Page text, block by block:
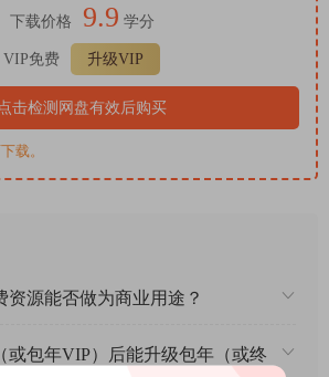
下载价格 9.9 学分
VIP免费 升级VIP
点击检测网盘有效后购买
载。
资源能否做为商业用途？
或包年VIP）后能升级包年（或终